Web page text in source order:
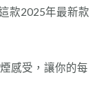
款2025年最新款
感受，讓你的每